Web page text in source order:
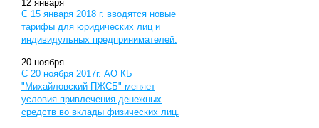
12 января
С 15 января 2018 г. вводятся новые
тарифы для юридических лиц и
индивидульных предпринимателей.
20 ноября
С 20 ноября 2017г. АО КБ
"Михайловский ПЖСБ" меняет
условия привлечения денежных
средств во вклады физических лиц.